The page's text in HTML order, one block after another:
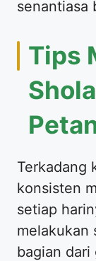
senantiasa
Tips
Terkadang
konsisten
setiap
melakukan
bagian